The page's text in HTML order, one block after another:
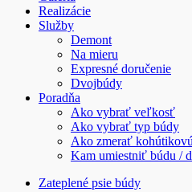
Realizácie
Služby
Demont
Na mieru
Expresné doručenie
Dvojbúdy
Poradňa
Ako vybrať veľkosť
Ako vybrať typ búdy
Ako zmerať
Kam umiestniť búdu /
Zateplené psie búdy